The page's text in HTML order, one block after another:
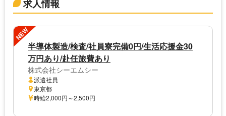
求人情報
NEW
半導体製造/検査/社員寮完備0円/生活応援金30
万円あり/赴任旅費あり
株式会社シーエムシー
派遣社員
東京都
時給2,000円～2,500円